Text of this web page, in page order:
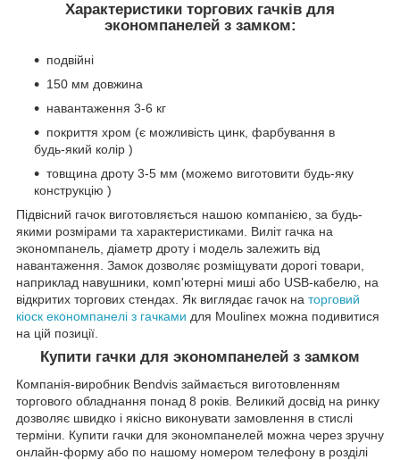
Характеристики торгових гачків для
экономпанелей з замком:
подвійні
150 мм довжина
навантаження 3-6 кг
покриття хром (є можливість цинк, фарбування в
будь-який колір )
товщина дроту 3-5 мм (можемо виготовити будь-яку
конструкцію )
Підвісний гачок виготовляється нашою компанією, за будь-
якими розмірами та характеристиками. Виліт гачка на
экономпанель, діаметр дроту і модель залежить від
навантаження. Замок дозволяє розміщувати дорогі товари,
наприклад навушники, комп'ютерні миші або USB-кабелю, на
відкритих торгових стендах. Як виглядає гачок на торговий
кіоск економпанелі з гачками для Moulinex можна подивитися
на цій позиції.
Купити гачки для экономпанелей з замком
Компанія-виробник Bendvis займається виготовленням
торгового обладнання понад 8 років. Великий досвід на ринку
дозволяє швидко і якісно виконувати замовлення в стислі
терміни. Купити гачки для экономпанелей можна через зручну
онлайн-форму або по нашому номером телефону в розділі